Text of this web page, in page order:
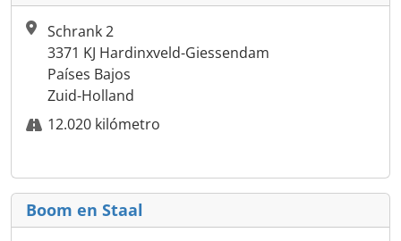
Schrank 2
3371 KJ Hardinxveld-Giessendam
Países Bajos
Zuid-Holland
12.020 kilómetro
Boom en Staal